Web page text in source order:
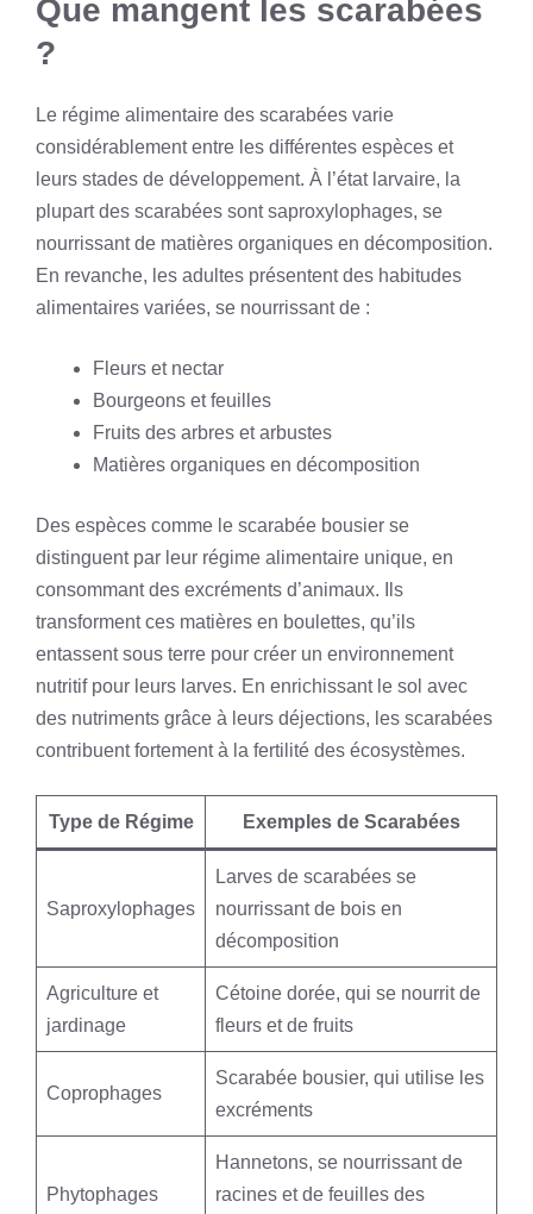
Que mangent les scarabées
?
Le régime alimentaire des scarabées varie
considérablement entre les différentes espèces et
leurs stades de développement. À l’état larvaire, la
plupart des scarabées sont saproxylophages, se
nourrissant de matières organiques en décomposition.
En revanche, les adultes présentent des habitudes
alimentaires variées, se nourrissant de :
Fleurs et nectar
Bourgeons et feuilles
Fruits des arbres et arbustes
Matières organiques en décomposition
Des espèces comme le scarabée bousier se
distinguent par leur régime alimentaire unique, en
consommant des excréments d’animaux. Ils
transforment ces matières en boulettes, qu’ils
entassent sous terre pour créer un environnement
nutritif pour leurs larves. En enrichissant le sol avec
des nutriments grâce à leurs déjections, les scarabées
contribuent fortement à la fertilité des écosystèmes.
Type de Régime Exemples de Scarabées
Saproxylophages
Larves de scarabées se
nourrissant de bois en
décomposition
Agriculture et
jardinage
Cétoine dorée, qui se nourrit de
fleurs et de fruits
Coprophages
Scarabée bousier, qui utilise les
excréments
Phytophages
Hannetons, se nourrissant de
racines et de feuilles des